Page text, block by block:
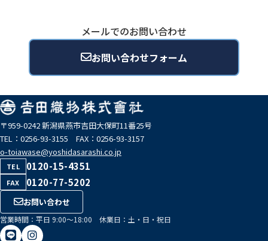
メールでのお問い合わせ
お問い合わせフォーム
〒959-0242 新潟県燕市吉田大保町11番25号
TEL：0256-93-3155 FAX：0256-93-3157
o-toiawase@yoshidasarashi.co.jp
TEL 0120-15-4351
FAX 0120-77-5202
お問い合わせ
営業時間：平日 9:00〜18:00 休業日：土・日・祝日